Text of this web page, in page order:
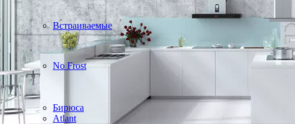
Встраиваемые
No Frost
Бирюса
Atlant